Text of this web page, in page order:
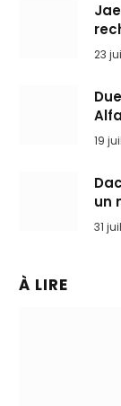
23
19
un
31
À LIRE